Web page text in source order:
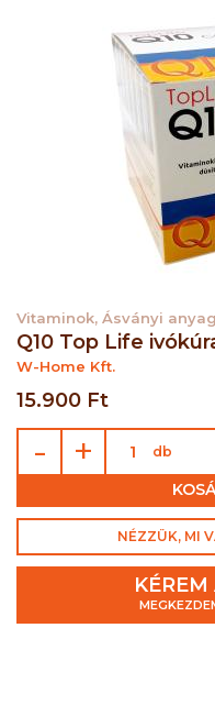
Vitaminok, Ásványi
Q10 Top Life
W-Home Kft.
15.900 Ft
+
- db
NÉZZÜK, MI